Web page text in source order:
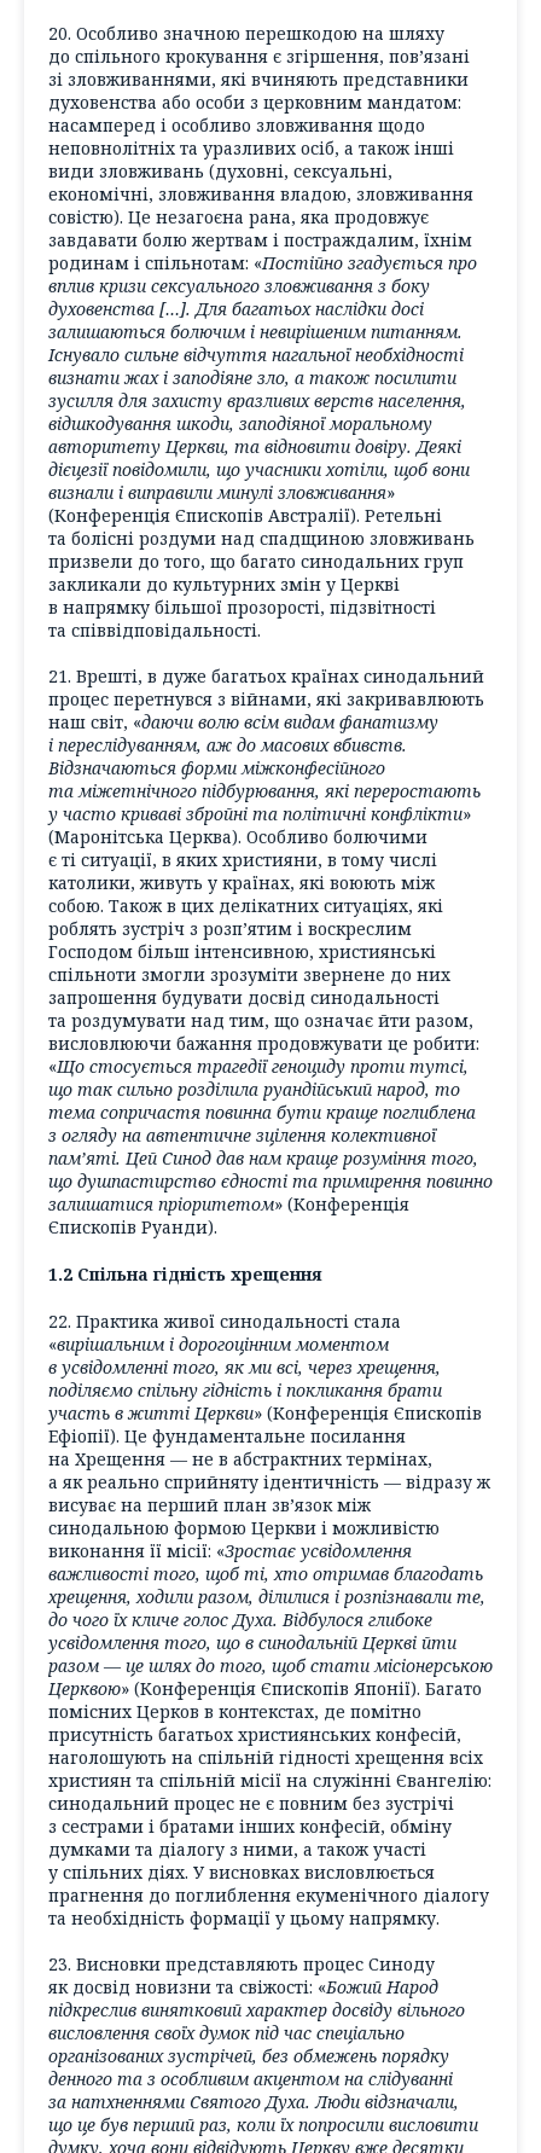
20. Особливо значною перешкодою на шляху
до спільного крокування є згіршення, пов’язані
зі зловживаннями, які вчиняють представники
духовенства або особи з церковним мандатом:
насамперед і особливо зловживання щодо
неповнолітніх та уразливих осіб, а також інші
види зловживань (духовні, сексуальні,
економічні, зловживання владою, зловживання
совістю). Це незагоєна рана, яка продовжує
завдавати болю жертвам і постраждалим, їхнім
родинам і спільнотам: «Постійно згадується про
вплив кризи сексуального зловживання з боку
духовенства […]. Для багатьох наслідки досі
залишаються болючим і невирішеним питанням.
Існувало сильне відчуття нагальної необхідності
визнати жах і заподіяне зло, а також посилити
зусилля для захисту вразливих верств населення,
відшкодування шкоди, заподіяної моральному
авторитету Церкви, та відновити довіру. Деякі
дієцезії повідомили, що учасники хотіли, щоб вони
визнали і виправили минулі зловживання»
(Конференція Єпископів Австралії). Ретельні
та болісні роздуми над спадщиною зловживань
призвели до того, що багато синодальних груп
закликали до культурних змін у Церкві
в напрямку більшої прозорості, підзвітності
та співвідповідальності.
21. Врешті, в дуже багатьох країнах синодальний
процес перетнувся з війнами, які закривавлюють
наш світ, «даючи волю всім видам фанатизму
і переслідуванням, аж до масових вбивств.
Відзначаються форми міжконфесійного
та міжетнічного підбурювання, які переростають
у часто криваві збройні та політичні конфлікти»
(Маронітська Церква). Особливо болючими
є ті ситуації, в яких християни, в тому числі
католики, живуть у країнах, які воюють між
собою. Також в цих делікатних ситуаціях, які
роблять зустріч з розп’ятим і воскреслим
Господом більш інтенсивною, християнські
спільноти змогли зрозуміти звернене до них
запрошення будувати досвід синодальності
та роздумувати над тим, що означає йти разом,
висловлюючи бажання продовжувати це робити:
«Що стосується трагедії геноциду проти тутсі,
що так сильно розділила руандійський народ, то
тема сопричастя повинна бути краще поглиблена
з огляду на автентичне зцілення колективної
пам’яті. Цей Синод дав нам краще розуміння того,
що душпастирство єдності та примирення повинно
залишатися пріоритетом» (Конференція
Єпископів Руанди).
1.2 Спільна гідність хрещення
22. Практика живої синодальності стала
«вирішальним і дорогоцінним моментом
в усвідомленні того, як ми всі, через хрещення,
поділяємо спільну гідність і покликання брати
участь в житті Церкви» (Конференція Єпископів
Ефіопії). Це фундаментальне посилання
на Хрещення — не в абстрактних термінах,
а як реально сприйняту ідентичність — відразу ж
висуває на перший план зв’язок між
синодальною формою Церкви і можливістю
виконання її місії: «Зростає усвідомлення
важливості того, щоб ті, хто отримав благодать
хрещення, ходили разом, ділилися і розпізнавали те,
до чого їх кличе голос Духа. Відбулося глибоке
усвідомлення того, що в синодальній Церкві йти
разом — це шлях до того, щоб стати місіонерською
Церквою» (Конференція Єпископів Японії). Багато
помісних Церков в контекстах, де помітно
присутність багатьох християнських конфесій,
наголошують на спільній гідності хрещення всіх
християн та спільній місії на служінні Євангелію:
синодальний процес не є повним без зустрічі
з сестрами і братами інших конфесій, обміну
думками та діалогу з ними, а також участі
у спільних діях. У висновках висловлюється
прагнення до поглиблення екуменічного діалогу
та необхідність формації у цьому напрямку.
23. Висновки представляють процес Синоду
як досвід новизни та свіжості: «Божий Народ
підкреслив винятковий характер досвіду вільного
висловлення своїх думок під час спеціально
організованих зустрічей, без обмежень порядку
денного та з особливим акцентом на слідуванні
за натхненнями Святого Духа. Люди відзначали,
що це був перший раз, коли їх попросили висловити
думку, хоча вони відвідують Церкву вже десятки